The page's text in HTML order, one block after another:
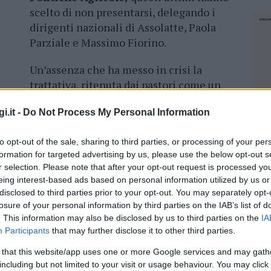
- Do Not Process My Personal Information
opt-out of the sale, sharing to third parties, or processing of your
for targeted advertising by us, please use the below opt-out
selection. Please note that after your opt-out request is processed
interest-based ads based on personal information utilized by us
to third parties prior to your opt-out. You may separately
of your personal information by third parties on the IAB’s list of
This information may also be disclosed by us to third parties on the
Participants that may further disclose it to other third parties.
that this website/app uses one or more Google services and may
but not limited to your visit or usage behaviour. You may
scelto di non presentarsi, delegando i
dirigenti nazionali di Assolatte, Paola
Parziale e Massimo Fiorino.
Un’assenza che ha messo in crisi la
trattativa, ritenuta dai pastori come un
di fissare un equo compenso per il
i rappresentanti delle associazioni dei
di fissare un importo minimo dialmeno 80
la proposta di fissare il prezzo del
più accreditata.
e le tensioni sono alle stelle. Il
regioni, come la Sicilia e la Calabria.